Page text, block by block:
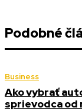
Podobné
Business
Ako vybrať
sprievodca od